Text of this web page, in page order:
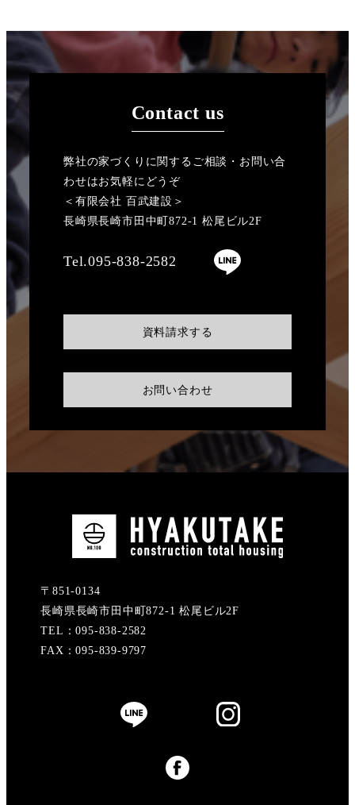
Contact us
弊社の家づくりに関するご相談・お問い合
わせはお気軽にどうぞ
＜有限会社 百武建設＞
長崎県長崎市田中町872-1 松尾ビル2F
Tel.095-838-2582
資料請求する
お問い合わせ
〒851-0134
長崎県長崎市田中町872-1 松尾ビル2F
TEL：095-838-2582
FAX：095-839-9797